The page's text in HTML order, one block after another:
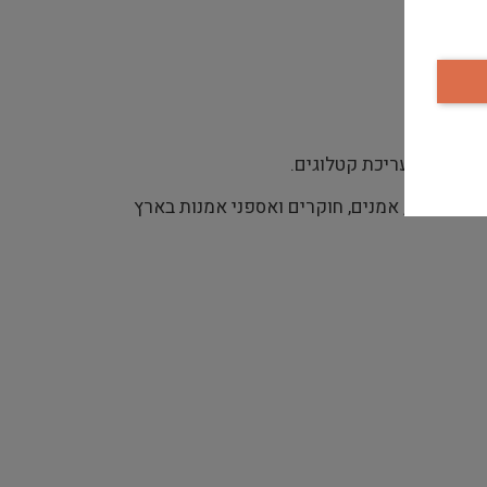
אמנים, חוקרים ואספני אמנות בארץ